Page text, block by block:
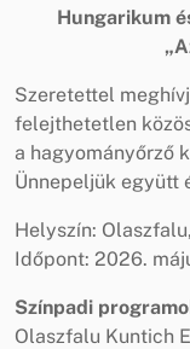
Hungarikum
Szeretettel
felejthetetlen
a hagyományőrző
Ünnepeljük együtt
Helyszín:
Időpont: 2026.
Színpadi
Olaszfalu Kuntich